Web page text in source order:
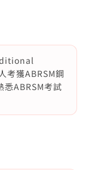
考獲ABRSM鋼
ABRSM考試